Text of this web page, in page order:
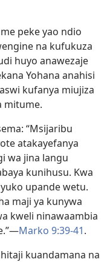
peke yao ndio
na kufukuza
huyo anawezaje
Yohana anahisi
kufanya miujiza
mitume.
“Msijaribu
atakayefanya
wa jina langu
kunihusu. Kwa
upande wetu.
maji ya kunywa
kweli ninawaambia
Marko 9:39-41.
kuandamana na